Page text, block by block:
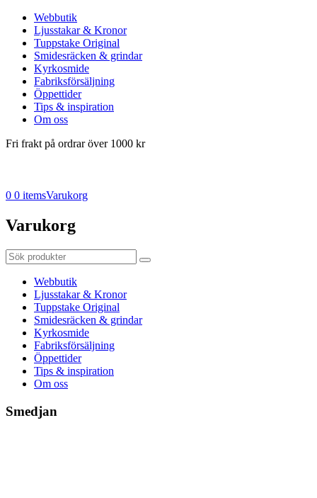
Webbutik
Ljusstakar & Kronor
Tuppstake Original
Smidesräcken & grindar
Kyrkosmide
Fabriksförsäljning
Öppettider
Tips & inspiration
Om oss
Fri frakt på ordrar över 1000 kr
0 0 itemsVarukorg
Varukorg
Webbutik
Ljusstakar & Kronor
Tuppstake Original
Smidesräcken & grindar
Kyrkosmide
Fabriksförsäljning
Öppettider
Tips & inspiration
Om oss
Smedjan